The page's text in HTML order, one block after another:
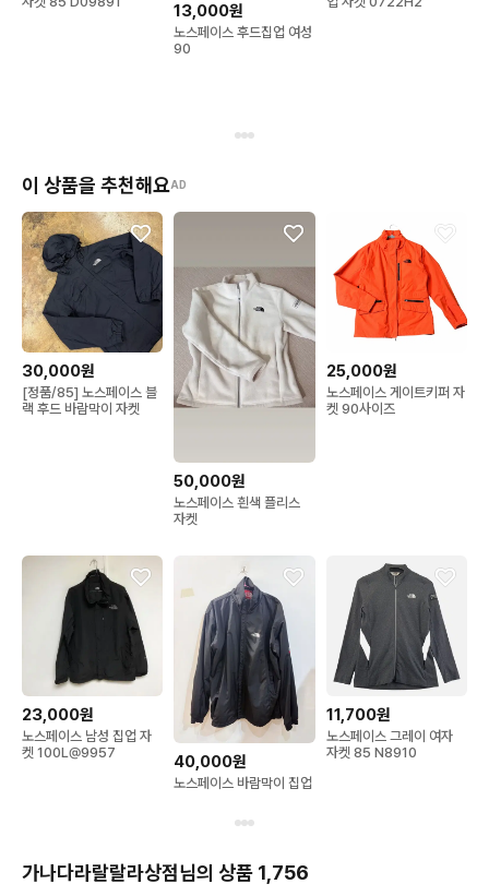
13,000원
노스페이스 후드집업 여성
90
이 상품을 추천해요AD
30,000원
[정품/85] 노스페이스 블
랙 후드 바람막이 자켓
50,000원
노스페이스 흰색 플리스
자켓
25,000원
노스페이스 게이트키퍼 자
켓 90사이즈
23,000원
노스페이스 남성 집업 자
켓 100L@9957
40,000원
노스페이스 바람막이 집업
11,700원
노스페이스 그레이 여자
자켓 85 N8910
가나다라랄랄라상점님의 상품 1,756